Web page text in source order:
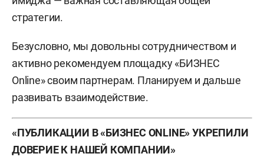
стратегии.
Безусловно, мы довольны сотрудничеством и
активно рекомендуем площадку «БИЗНЕС
Online» своим партнерам. Планируем и дальше
развивать взаимодействие.
«ПУБЛИКАЦИИ В «БИЗНЕС ONLINE» УКРЕПИЛИ
ДОВЕРИЕ К НАШЕЙ КОМПАНИИ»